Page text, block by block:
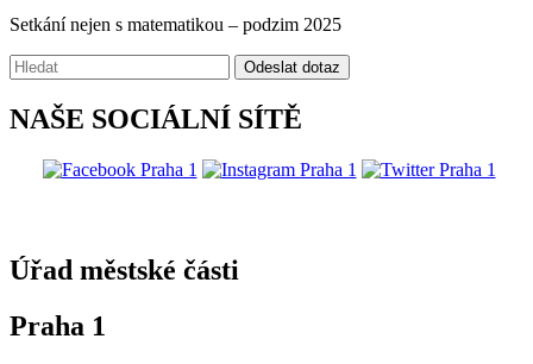
Setkání nejen s matematikou – podzim 2025
Vyhledávání:
Odeslat dotaz
NAŠE SOCIÁLNÍ SÍTĚ
Úřad městské části
Praha 1